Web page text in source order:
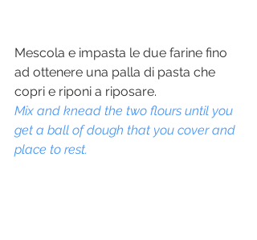
Mescola e impasta le due farine fino
ad ottenere una palla di pasta che
copri e riponi a riposare.
Mix and knead the two flours until you
get a ball of dough that you cover and
place to rest.